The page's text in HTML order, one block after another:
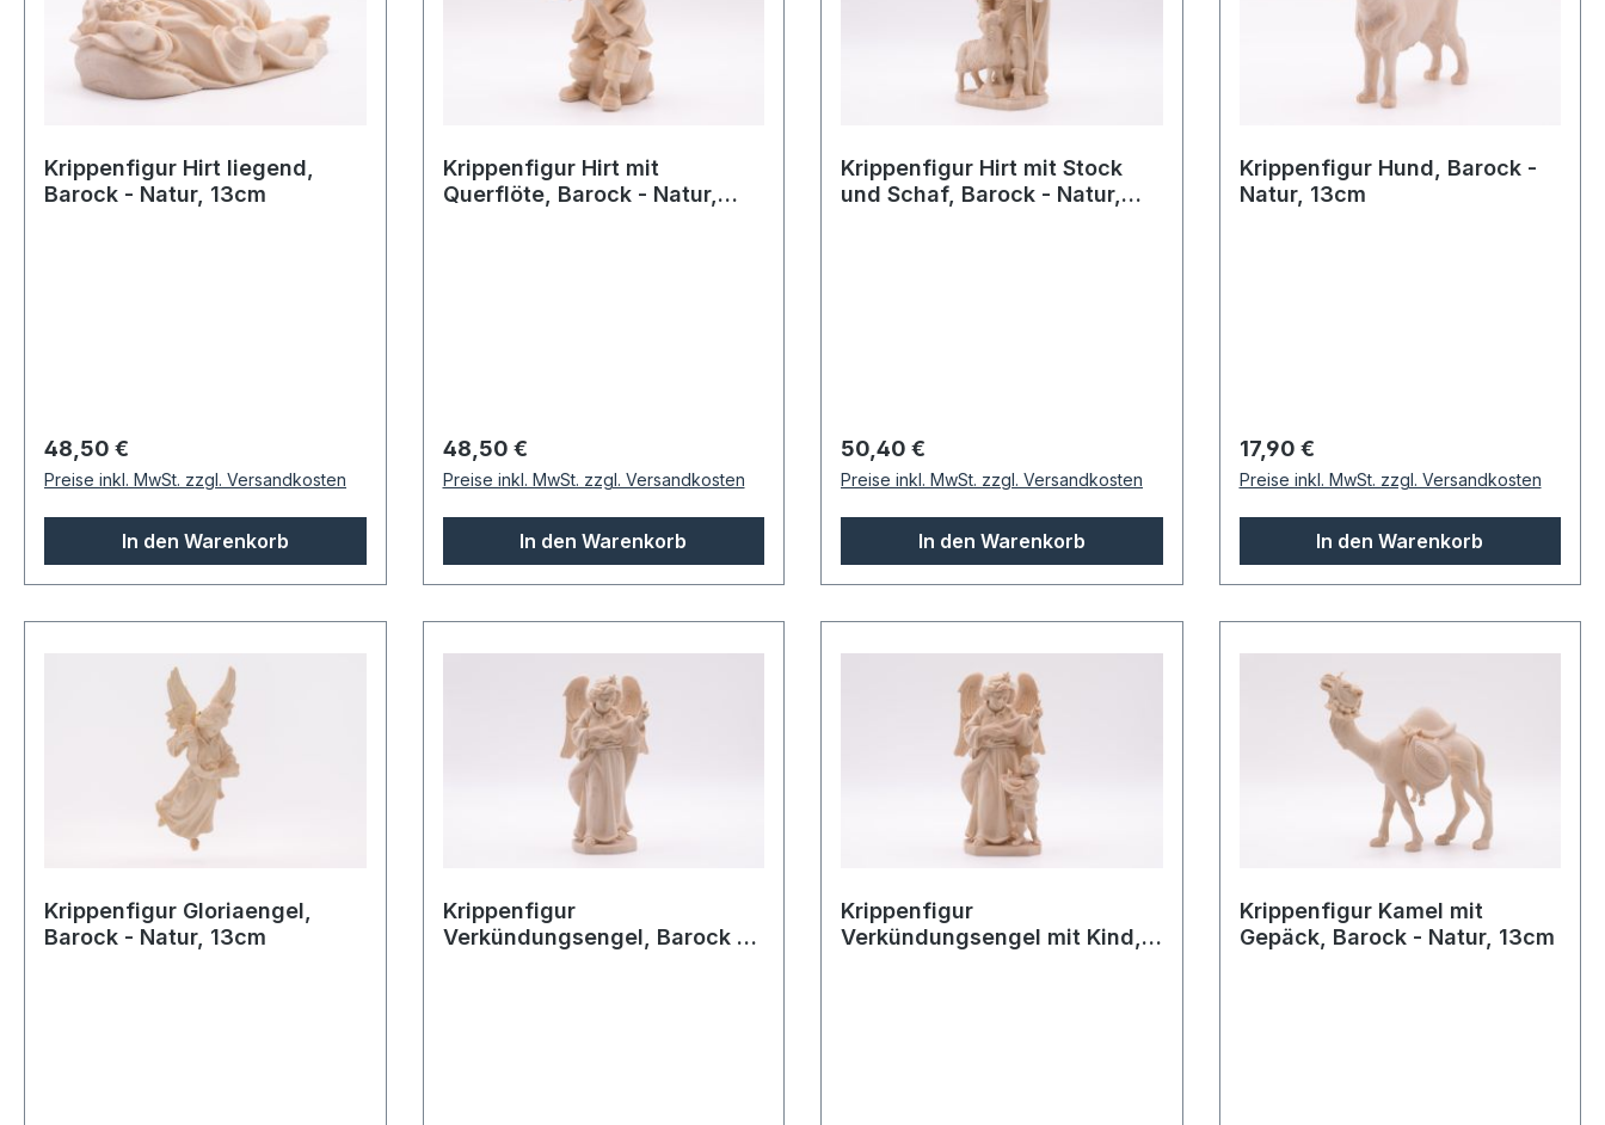
Krippenfigur Hirt liegend,
Barock - Natur, 13cm
Regulärer Preis:
48,50 €
Preise inkl. MwSt. zzgl. Versandkosten
In den Warenkorb
Krippenfigur Hirt mit
Querflöte, Barock - Natur,
Regulärer Preis:
48,50 €
Preise inkl. MwSt. zzgl. Versandkosten
In den Warenkorb
Krippenfigur Hirt mit Stock
und Schaf, Barock - Natur,
Regulärer Preis:
50,40 €
Preise inkl. MwSt. zzgl. Versandkosten
In den Warenkorb
Krippenfigur Hund, Barock -
Natur, 13cm
Regulärer Preis:
17,90 €
Preise inkl. MwSt. zzgl. Versandkosten
In den Warenkorb
Krippenfigur Gloriaengel,
Barock - Natur, 13cm
Krippenfigur
Verkündungsengel, Barock -
Krippenfigur
Verkündungsengel mit Kind,
Krippenfigur Kamel mit
Gepäck, Barock - Natur, 13cm